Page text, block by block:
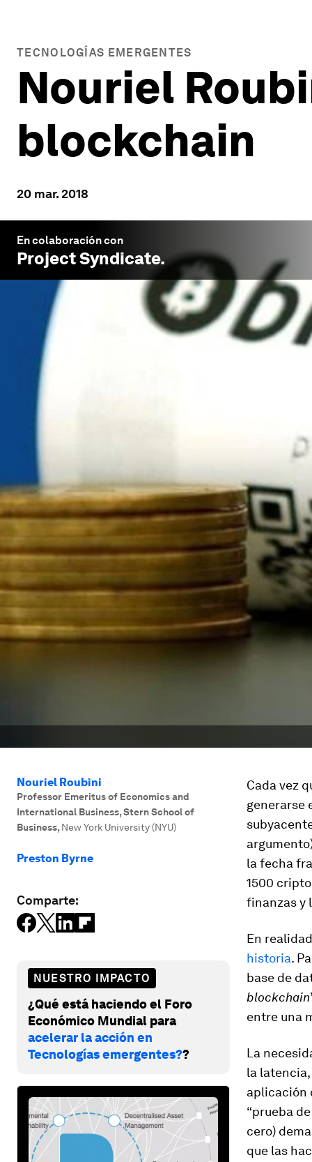
TECNOLOGÍAS EMERGENTES
Nouriel
blockchain
20 mar. 2018
En colaboración con
Project Syndicate.
Nouriel Roubini
Professor Emeritus of Economics and
International Business, Stern School of
Business, New York University (NYU)
Preston Byrne
Comparte:
NUESTRO IMPACTO
¿Qué está haciendo el Foro
Económico Mundial para
acelerar la acción en
Tecnologías emergentes??
Cada vez
generarse
la fecha
1500
finanzas y
En
historia.
base de
blockchain
entre una
La
la
aplicación
“prueba
cero)
que las